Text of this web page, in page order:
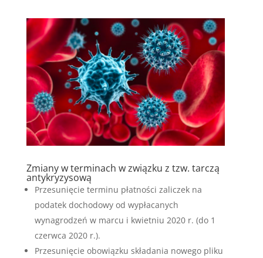
Zmiany w terminach w związku z tzw. tarczą
antykryzysową
Przesunięcie terminu płatności zaliczek na
podatek dochodowy od wypłacanych
wynagrodzeń w marcu i kwietniu 2020 r. (do 1
czerwca 2020 r.).
Przesunięcie obowiązku składania nowego pliku